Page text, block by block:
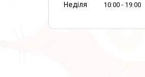
Неділя 10:00 19:00